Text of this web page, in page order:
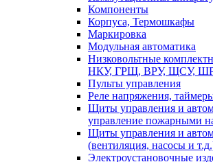
Компоненты
Корпуса, Термошкафы
Маркировка
Модульная автоматика
Низковольтные
НКУ, ГРЩ, ВРУ, ЩСУ,
Пульты управления
Реле напряжения,
Щиты управления и
управление пожарными
Щиты управления и
(вентиляция, насосы и
Электроустановочные